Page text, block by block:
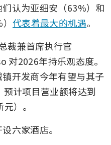
认为亚细安（63%）和
）代表着最大的机遇。
裁兼首席执行官
2026年持乐观态度。
开发商今年有望与其子
计项目营业额将达到
）。
六家酒店。